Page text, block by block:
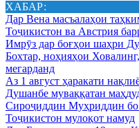
ХАБАР:
Дар Вена масъалаҳои
Тоҷикистон ва Австрия
Имрӯз дар боғҳои шаҳри
Бохтар, ноҳияҳои
мегарданд
Аз 1 август ҳаракати
Душанбе муваққатан
Сироҷиддин Муҳриддин
Тоҷикистон мулоқот намуд